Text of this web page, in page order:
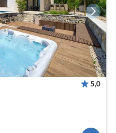
5,0